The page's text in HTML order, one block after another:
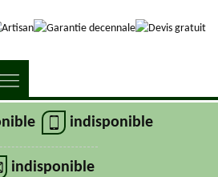
indisponible
indisponible